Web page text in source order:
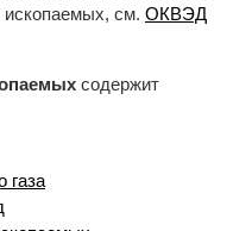
см. ОКВЭД
содержит
газа